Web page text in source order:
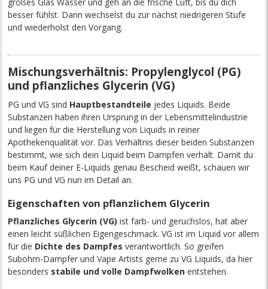
besser fühlst. Dann wechselst du zur nächst niedrigeren Stufe
und wiederholst den Vorgang.
Mischungsverhältnis: Propylenglycol (PG)
und pflanzliches Glycerin (VG)
PG und VG sind Hauptbestandteile jedes Liquids. Beide
Substanzen haben ihren Ursprung in der Lebensmittelindustrie
und liegen für die Herstellung von Liquids in reiner
Apothekenqualität vor. Das Verhältnis dieser beiden Substanzen
bestimmt, wie sich dein Liquid beim Dampfen verhält. Damit du
beim Kauf deiner E-Liquids genau Bescheid weißt, schauen wir
uns PG und VG nun im Detail an.
Eigenschaften von pflanzlichem Glycerin
Pflanzliches Glycerin (VG) ist farb- und geruchslos, hat aber
einen leicht süßlichen Eigengeschmack. VG ist im Liquid vor allem
für die Dichte des Dampfes verantwortlich. So greifen
Subohm-Dampfer und Vape Artists gerne zu VG Liquids, da hier
besonders stabile und volle Dampfwolken entstehen.